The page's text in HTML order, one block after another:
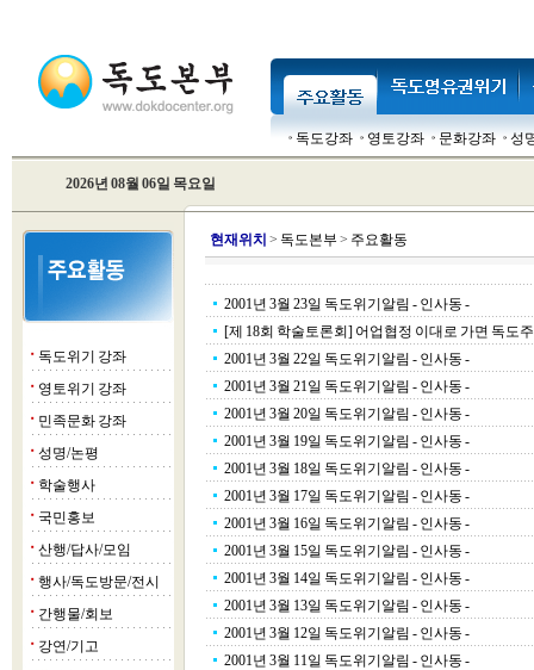
독도강좌 영토강좌 문화강좌 성
2026년 08월 06일 목요일
■ 독도위기 강좌
■ 영토위기 강좌
■ 민족문화 강좌
■ 성명/논평
■ 학술행사
■ 국민홍보
■ 산행/답사/모임
■ 행사/독도방문/전시
■ 간행물/회보
■ 강연/기고
현재위치 > 독도본부 > 주요활동
2001년 3월 23일 독도위기알림 - 인사동 -
[제 18회 학술토론회] 어업협정 이대로 가면 독도
2001년 3월 22일 독도위기알림 - 인사동 -
2001년 3월 21일 독도위기알림 - 인사동 -
2001년 3월 20일 독도위기알림 - 인사동 -
2001년 3월 19일 독도위기알림 - 인사동 -
2001년 3월 18일 독도위기알림 - 인사동 -
2001년 3월 17일 독도위기알림 - 인사동 -
2001년 3월 16일 독도위기알림 - 인사동 -
2001년 3월 15일 독도위기알림 - 인사동 -
2001년 3월 14일 독도위기알림 - 인사동 -
2001년 3월 13일 독도위기알림 - 인사동 -
2001년 3월 12일 독도위기알림 - 인사동 -
2001년 3월 11일 독도위기알림 - 인사동 -